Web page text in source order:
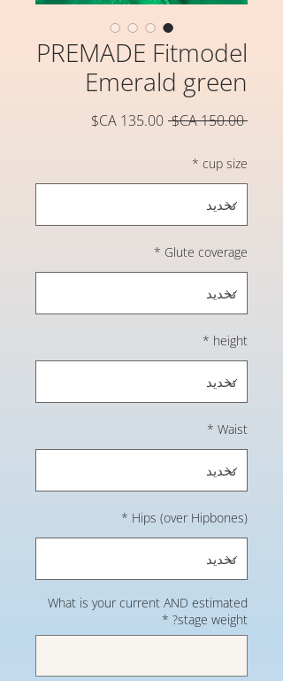
PREMADE Fitmodel
Emerald green
‏150.00 CA$
سعر
cup size
*
Glute coverage
*
height
*
Waist
*
Hips (over Hipbones)
*
What is your current AND estimated
stage weight?
*